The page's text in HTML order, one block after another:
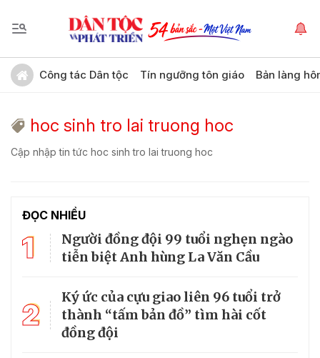
Công tác Dân tộc Tín ngưỡng tôn giáo Bản làng
hoc sinh tro lai truong hoc
Cập nhập tin tức hoc sinh tro lai truong hoc
ĐỌC NHIỀU
1
Người đồng đội 99 tuổi nghẹn ngào
tiễn biệt Anh hùng La Văn Cầu
2
Ký ức của cựu giao liên 96 tuổi trở
thành “tấm bản đồ” tìm hài cốt
đồng đội